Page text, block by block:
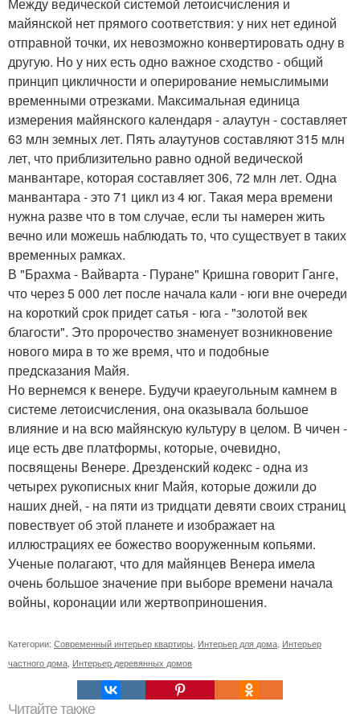
Между ведической системой летоисчисления и
майянской нет прямого соответствия: у них нет единой
отправной точки, их невозможно конвертировать одну в
другую. Но у них есть одно важное сходство - общий
принцип цикличности и оперирование немыслимыми
временными отрезками. Максимальная единица
измерения майянского календаря - алаутун - составляет
63 млн земных лет. Пять алаутунов составляют 315 млн
лет, что приблизительно равно одной ведической
манвантаре, которая составляет 306, 72 млн лет. Одна
манвантара - это 71 цикл из 4 юг. Такая мера времени
нужна разве что в том случае, если ты намерен жить
вечно или можешь наблюдать то, что существует в таких
временных рамках.
В "Брахма - Вайварта - Пуране" Кришна говорит Ганге,
что через 5 000 лет после начала кали - юги вне очереди
на короткий срок придет сатья - юга - "золотой век
благости". Это пророчество знаменует возникновение
нового мира в то же время, что и подобные
предсказания Майя.
Но вернемся к венере. Будучи краеугольным камнем в
системе летоисчисления, она оказывала большое
влияние и на всю майянскую культуру в целом. В чичен -
ице есть две платформы, которые, очевидно,
посвящены Венере. Дрезденский кодекс - одна из
четырех рукописных книг Майя, которые дожили до
наших дней, - на пяти из тридцати девяти своих страниц
повествует об этой планете и изображает на
иллюстрациях ее божество вооруженным копьями.
Ученые полагают, что для майянцев Венера имела
очень большое значение при выборе времени начала
войны, коронации или жертвоприношения.
Категории: Современный интерьер квартиры, Интерьер для дома, Интерьер
частного дома, Интерьер деревянных домов
Читайте также